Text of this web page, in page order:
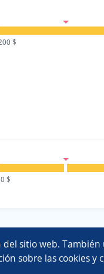
sitio web.
sobre las cookies
$
$
privacidad